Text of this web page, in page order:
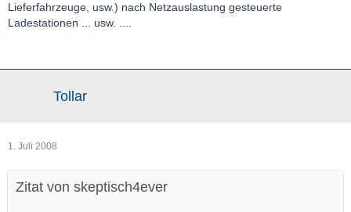
Lieferfahrzeuge, usw.) nach Netzauslastung gesteuerte
Ladestationen ... usw. ....
Tollar
1. Juli 2008
Zitat von skeptisch4ever